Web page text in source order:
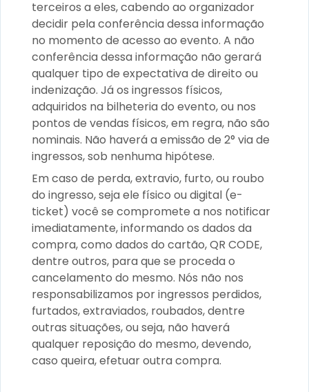
terceiros a eles, cabendo ao organizador
decidir pela conferência dessa informação
no momento de acesso ao evento. A não
conferência dessa informação não gerará
qualquer tipo de expectativa de direito ou
indenização. Já os ingressos físicos,
adquiridos na bilheteria do evento, ou nos
pontos de vendas físicos, em regra, não são
nominais. Não haverá a emissão de 2° via de
ingressos, sob nenhuma hipótese.
Em caso de perda, extravio, furto, ou roubo
do ingresso, seja ele físico ou digital (e-
ticket) você se compromete a nos notificar
imediatamente, informando os dados da
compra, como dados do cartão, QR CODE,
dentre outros, para que se proceda o
cancelamento do mesmo. Nós não nos
responsabilizamos por ingressos perdidos,
furtados, extraviados, roubados, dentre
outras situações, ou seja, não haverá
qualquer reposição do mesmo, devendo,
caso queira, efetuar outra compra.